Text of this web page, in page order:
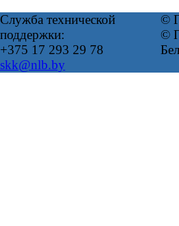
Служба технической
поддержки:
+375 17 293 29 78
skk@nlb.by
©
©